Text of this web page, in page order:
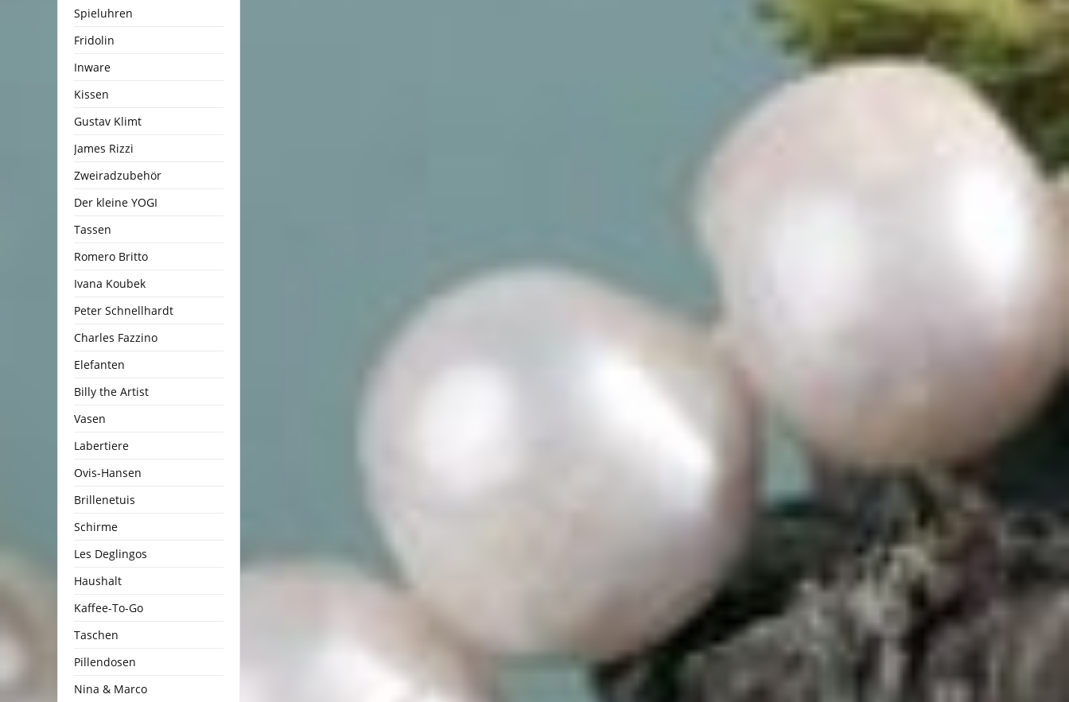
Spieluhren
Fridolin
Inware
Kissen
Gustav Klimt
James Rizzi
Zweiradzubehör
Der kleine YOGI
Tassen
Romero Britto
Ivana Koubek
Peter Schnellhardt
Charles Fazzino
Elefanten
Billy the Artist
Vasen
Labertiere
Ovis-Hansen
Brillenetuis
Schirme
Les Deglingos
Haushalt
Kaffee-To-Go
Taschen
Pillendosen
Nina & Marco